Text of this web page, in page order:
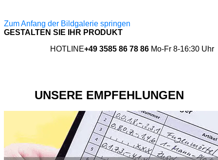
Zum Anfang der Bildgalerie springen
GESTALTEN SIE IHR PRODUKT
HOTLINE+49 3585 86 78 86 Mo-Fr 8-16:30 Uhr
UNSERE EMPFEHLUNGEN